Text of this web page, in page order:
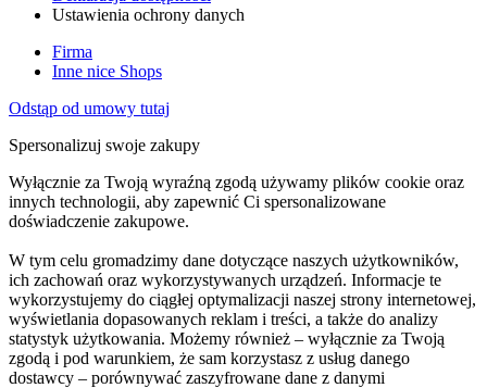
Ustawienia ochrony danych
Firma
Inne nice Shops
Odstąp od umowy tutaj
Spersonalizuj swoje zakupy
Wyłącznie za Twoją wyraźną zgodą używamy plików cookie oraz
innych technologii, aby zapewnić Ci spersonalizowane
doświadczenie zakupowe.
W tym celu gromadzimy dane dotyczące naszych użytkowników,
ich zachowań oraz wykorzystywanych urządzeń. Informacje te
wykorzystujemy do ciągłej optymalizacji naszej strony internetowej,
wyświetlania dopasowanych reklam i treści, a także do analizy
statystyk użytkowania. Możemy również – wyłącznie za Twoją
zgodą i pod warunkiem, że sam korzystasz z usług danego
dostawcy – porównywać zaszyfrowane dane z danymi